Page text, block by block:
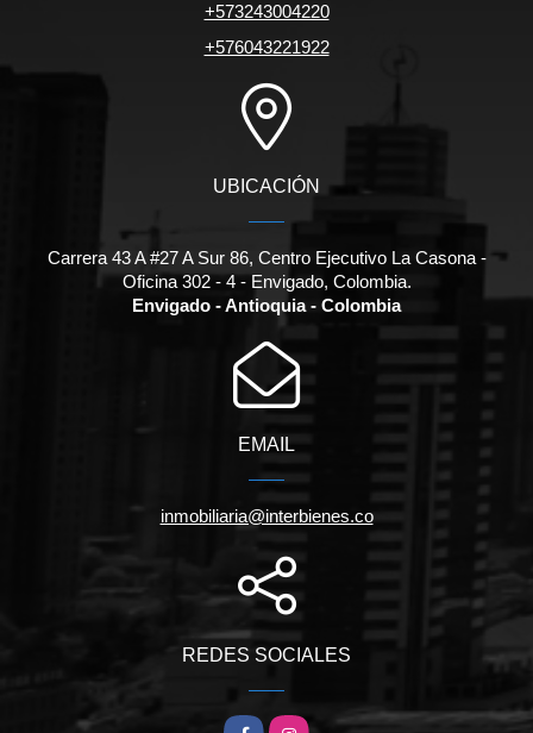
+573243004220
+576043221922
UBICACIÓN
Carrera 43 A #27 A Sur 86, Centro Ejecutivo La Casona -
Oficina 302 - 4 - Envigado, Colombia.
Envigado - Antioquia - Colombia
EMAIL
inmobiliaria@interbienes.co
REDES SOCIALES